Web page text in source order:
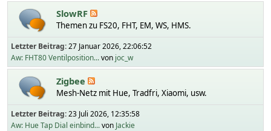
SlowRF
Themen zu FS20, FHT, EM, WS, HMS.
Letzter Beitrag:27 Januar 2026, 22:06:52
Aw: FHT80 Ventilposition...von joc_w
Zigbee
Mesh-Netz mit Hue, Tradfri, Xiaomi, usw.
Letzter Beitrag:23 Juli 2026, 12:35:58
Aw: Hue Tap Dial einbind...von Jackie